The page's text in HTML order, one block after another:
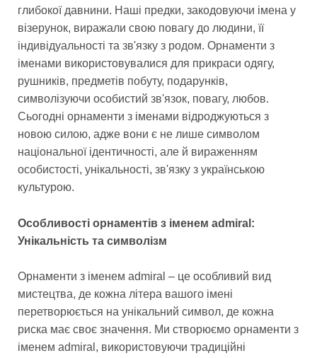
глибокої давнини. Наші предки, закодовуючи імена у
візерунок, виражали свою повагу до людини, її
індивідуальності та зв'язку з родом. Орнаменти з
іменами використовувалися для прикраси одягу,
рушників, предметів побуту, подарунків,
символізуючи особистий зв'язок, повагу, любов.
Сьогодні орнаменти з іменами відроджуються з
новою силою, адже вони є не лише символом
національної ідентичності, але й вираженням
особистості, унікальності, зв'язку з українською
культурою.
Особливості орнаментів з іменем admiral:
Унікальність та символізм
Орнаменти з іменем admiral – це особливий вид
мистецтва, де кожна літера вашого імені
перетворюється на унікальний символ, де кожна
риска має своє значення. Ми створюємо орнаменти з
іменем admiral, використовуючи традиційні